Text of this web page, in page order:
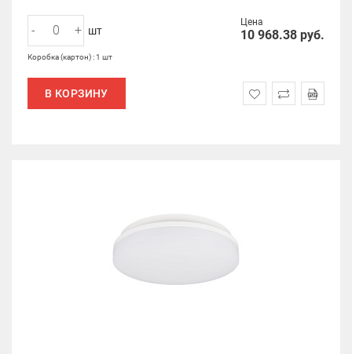
Цена
10 968.38 руб.
- + шт
Коробка (картон) : 1 шт
В КОРЗИНУ